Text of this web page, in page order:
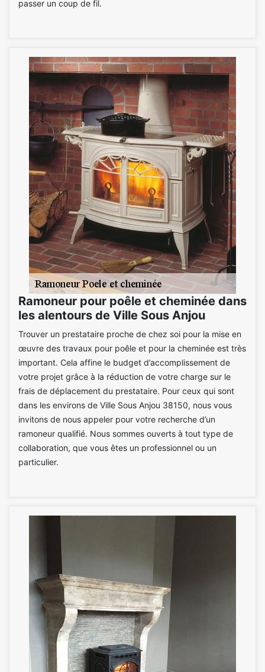
passer un coup de fil.
Ramoneur pour poêle et cheminée dans
les alentours de Ville Sous Anjou
Trouver un prestataire proche de chez soi pour la mise en
œuvre des travaux pour poêle et pour la cheminée est très
important. Cela affine le budget d’accomplissement de
votre projet grâce à la réduction de votre charge sur le
frais de déplacement du prestataire. Pour ceux qui sont
dans les environs de Ville Sous Anjou 38150, nous vous
invitons de nous appeler pour votre recherche d’un
ramoneur qualifié. Nous sommes ouverts à tout type de
collaboration, que vous êtes un professionnel ou un
particulier.